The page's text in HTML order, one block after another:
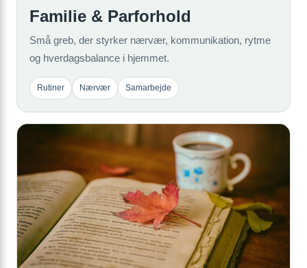
Familie & Parforhold
Små greb, der styrker nærvær, kommunikation, rytme
og hverdagsbalance i hjemmet.
Rutiner Nærvær Samarbejde